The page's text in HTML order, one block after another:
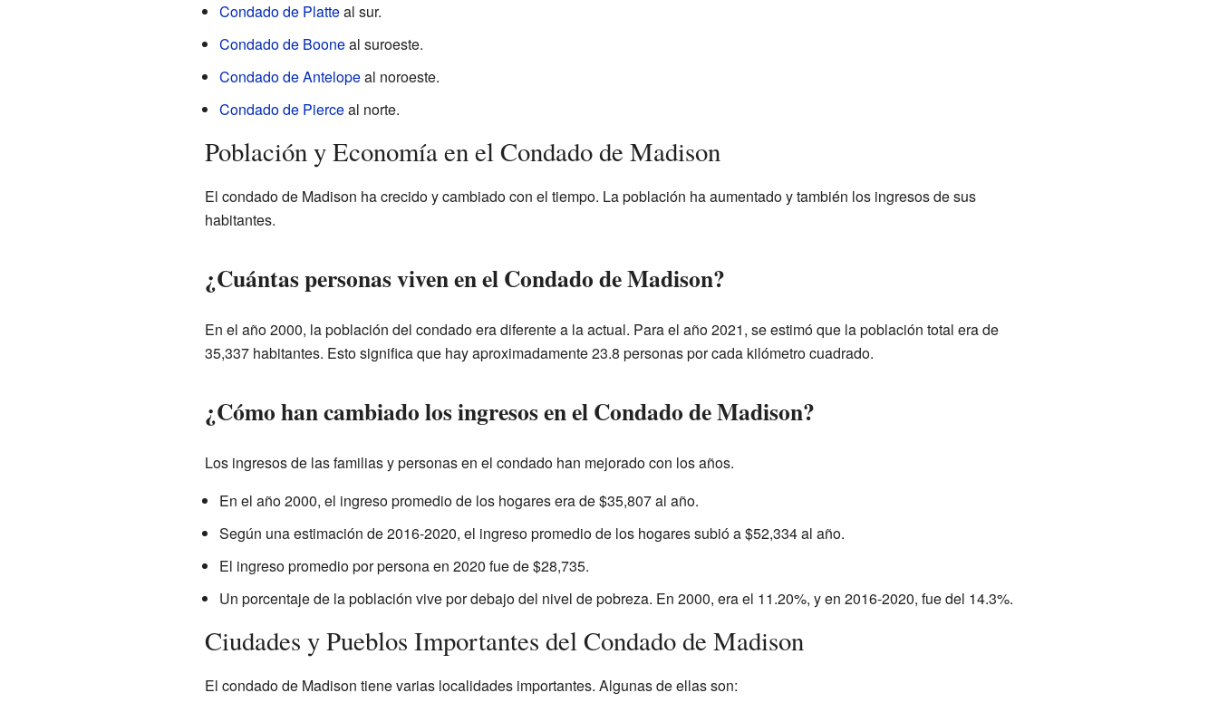
Condado de Platteal sur.
Condado de Booneal suroeste.
Condado de Antelopeal noroeste.
Condado de Pierceal norte.
Población y Economía en el Condado de Madison
El condado de Madison ha crecido y cambiado con el tiempo. La población ha aumentado y también los ingresos de sus
habitantes.
¿Cuántas personas viven en el Condado de Madison?
En el año 2000, la población del condado era diferente a la actual. Para el año 2021, se estimó que la población total era de
35,337 habitantes. Esto significa que hay aproximadamente 23.8 personas por cada kilómetro cuadrado.
¿Cómo han cambiado los ingresos en el Condado de Madison?
Los ingresos de las familias y personas en el condado han mejorado con los años.
En el año 2000, el ingreso promedio de los hogares era de $35,807 al año.
Según una estimación de 2016-2020, el ingreso promedio de los hogares subió a $52,334 al año.
El ingreso promedio por persona en 2020 fue de $28,735.
Un porcentaje de la población vive por debajo del nivel de pobreza. En 2000, era el 11.20%, y en 2016-2020, fue del 14.3%.
Ciudades y Pueblos Importantes del Condado de Madison
El condado de Madison tiene varias localidades importantes. Algunas de ellas son: